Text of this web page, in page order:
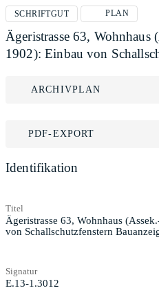
SCHRIFTGUT PLAN
Ägeristrasse 63, Wohnhaus
1902): Einbau von
ARCHIVPLAN
PDF-EXPORT
Identifikation
Titel
Ägeristrasse 63, Wohnhaus
von Schallschutzfenstern
Signatur
E.13-1.3012